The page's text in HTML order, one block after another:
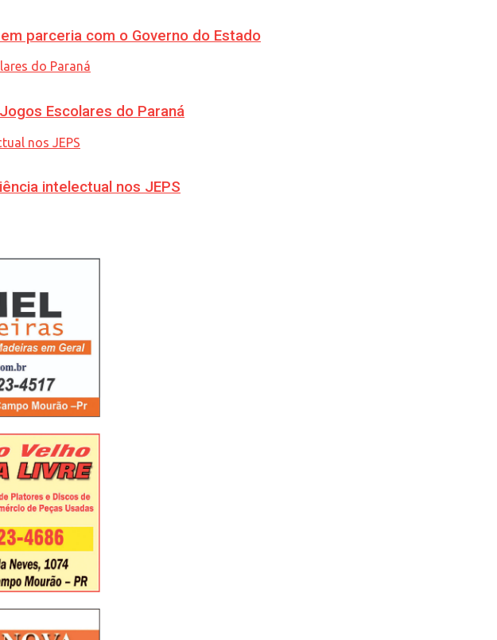
parceria com o Governo do Estado
Escolares do Paraná
intelectual nos JEPS